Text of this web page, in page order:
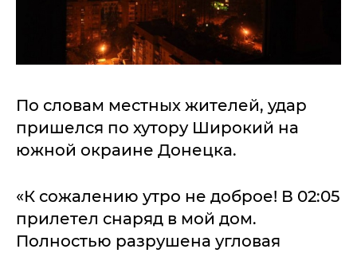
По словам местных жителей, удар
пришелся по хутору Широкий на
южной окраине Донецка.
«К сожалению утро не доброе! В 02:05
прилетел снаряд в мой дом.
Полностью разрушена угловая